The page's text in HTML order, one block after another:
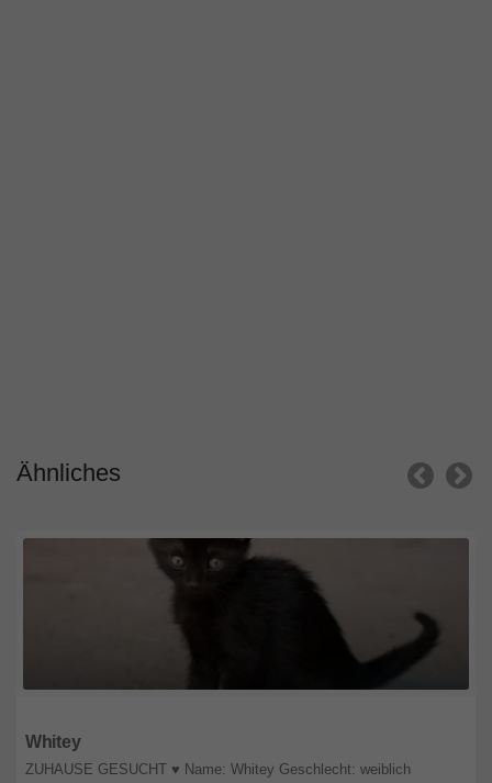
Ähnliches
Whitey
ZUHAUSE GESUCHT ♥️ Name: Whitey Geschlecht: weiblich